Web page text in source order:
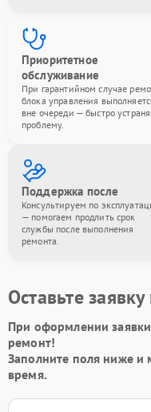
Приоритетное
обслуживание
При гарантийном случае
блока управления
вне очереди — быстро
проблему.
Поддержка после
Консультируем по
— помогаем продлить срок
службы после выполнения
ремонта.
Оставьте
При оформлении
ремонт!
Заполните поля ниже
время.